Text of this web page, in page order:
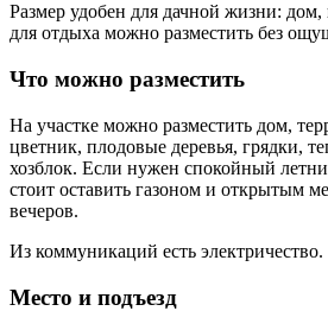
Размер удобен для дачной жизни: дом,
для отдыха можно разместить без
Что можно разместить
На участке можно разместить дом,
цветник, плодовые деревья, грядки,
хозблок. Если нужен спокойный
стоит оставить газоном и открытым
вечеров.
Из коммуникаций есть электричество.
Место и подъезд